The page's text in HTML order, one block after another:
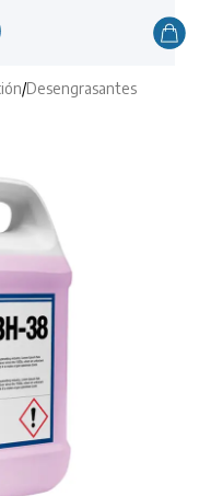
/Desengrasantes